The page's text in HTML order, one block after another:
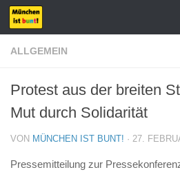
Zum Inhalt springen
ALLGEMEIN
Protest aus der breiten
Mut durch Solidarität
VON MÜNCHEN IST BUNT! · 27.
Pressemitteilung zur